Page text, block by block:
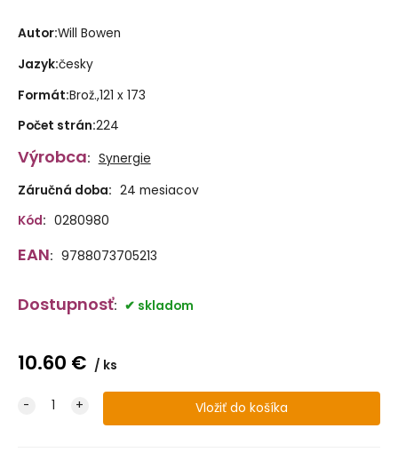
Autor:Will Bowen
Jazyk:česky
Formát:Brož.,121 x 173
Počet strán:224
Výrobca: Synergie
Záručná doba: 24 mesiacov
Kód: 0280980
EAN: 9788073705213
Dostupnosť: skladom
10.60 € ks